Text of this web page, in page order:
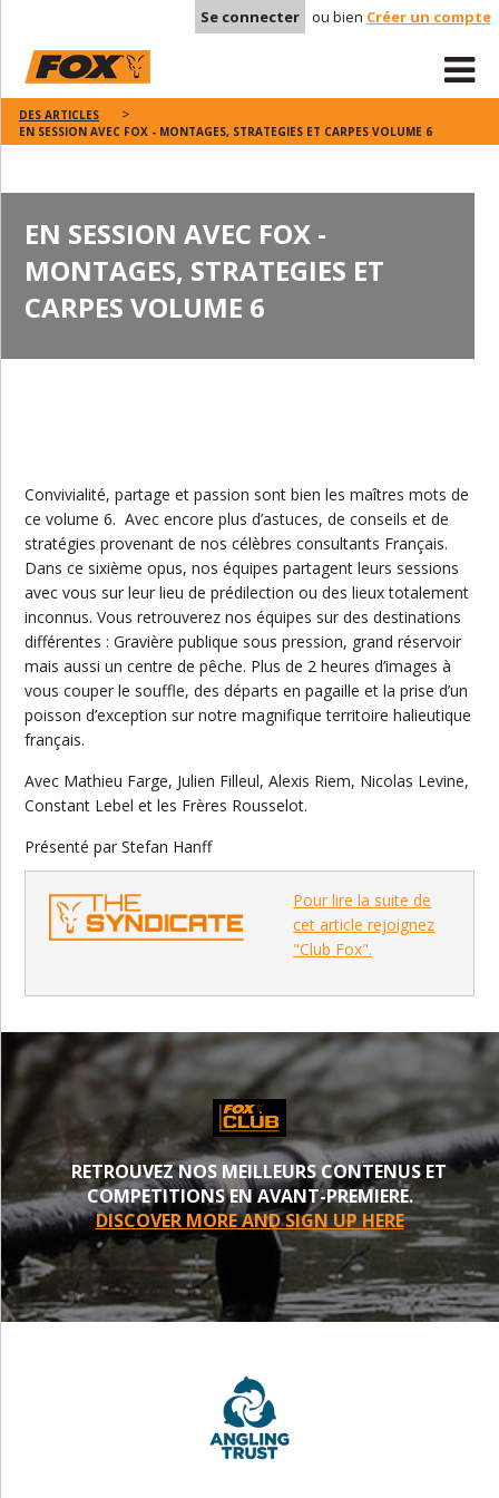
Se connecter ou bien Créer un compte
DES ARTICLES
EN SESSION AVEC FOX - MONTAGES, STRATEGIES ET CARPES VOLUME 6
EN SESSION AVEC FOX -
MONTAGES, STRATEGIES ET
CARPES VOLUME 6
Convivialité, partage et passion sont bien les maîtres mots de
ce volume 6. Avec encore plus d’astuces, de conseils et de
stratégies provenant de nos célèbres consultants Français.
Dans ce sixième opus, nos équipes partagent leurs sessions
avec vous sur leur lieu de prédilection ou des lieux totalement
inconnus. Vous retrouverez nos équipes sur des destinations
différentes : Gravière publique sous pression, grand réservoir
mais aussi un centre de pêche. Plus de 2 heures d’images à
vous couper le souffle, des départs en pagaille et la prise d’un
poisson d’exception sur notre magnifique territoire halieutique
français.
Avec Mathieu Farge, Julien Filleul, Alexis Riem, Nicolas Levine,
Constant Lebel et les Frères Rousselot.
Présenté par Stefan Hanff
Pour lire la suite de
cet article rejoignez
"Club Fox".
RETROUVEZ NOS MEILLEURS CONTENUS ET
COMPETITIONS EN AVANT-PREMIERE.
DISCOVER MORE AND SIGN UP HERE